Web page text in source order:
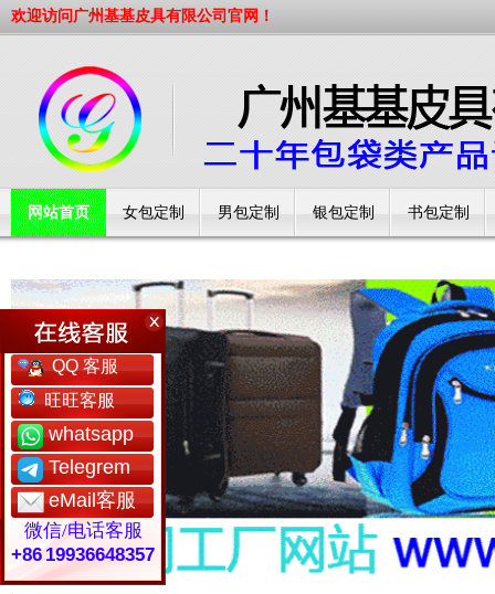
欢迎访问广州基基皮具有限公司官网！
网站首页 女包定制 男包定制 银包定制 书包定制
QQ 客服
旺旺客服
whatsapp
Telegrem
eMail客服
微信/电话客服
+86 19936648357